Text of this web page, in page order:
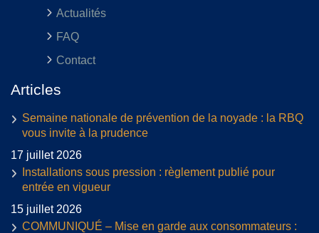
Actualités
FAQ
Contact
Articles
Semaine nationale de prévention de la noyade : la RBQ
vous invite à la prudence
17 juillet 2026
Installations sous pression : règlement publié pour
entrée en vigueur
15 juillet 2026
COMMUNIQUÉ – Mise en garde aux consommateurs :